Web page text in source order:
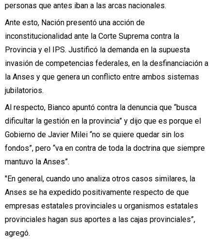
personas que antes iban a las arcas nacionales.
Ante esto, Nación presentó una acción de
inconstitucionalidad ante la Corte Suprema contra la
Provincia y el IPS. Justificó la demanda en la supuesta
invasión de competencias federales, en la desfinanciación a
la Anses y que genera un conflicto entre ambos sistemas
jubilatorios.
Al respecto, Bianco apuntó contra la denuncia que “busca
dificultar la gestión en la provincia” y dijo que es porque el
Gobierno de Javier Milei “no se quiere quedar sin los
fondos”, pero “va en contra de toda la doctrina que siempre
mantuvo la Anses”.
"En general, cuando uno analiza otros casos similares, la
Anses se ha expedido positivamente respecto de que
empresas estatales provinciales u organismos estatales
provinciales hagan sus aportes a las cajas provinciales”,
agregó.